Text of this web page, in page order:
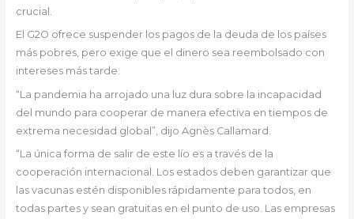
crucial.
El G2O ofrece suspender los pagos de la deuda de los países
más pobres, pero exige que el dinero sea reembolsado con
intereses más tarde.
“La pandemia ha arrojado una luz dura sobre la incapacidad
del mundo para cooperar de manera efectiva en tiempos de
extrema necesidad global”, dijo Agnès Callamard.
“La única forma de salir de este lío es a través de la
cooperación internacional. Los estados deben garantizar que
las vacunas estén disponibles rápidamente para todos, en
todas partes y sean gratuitas en el punto de uso. Las empresas